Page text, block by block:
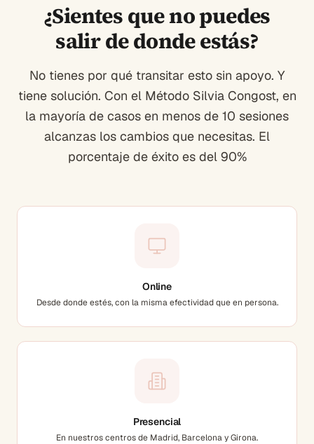
¿Sientes que no puedes
salir de donde estás?
No tienes por qué transitar esto sin apoyo. Y
tiene solución. Con el Método Silvia Congost, en
la mayoría de casos en menos de 10 sesiones
alcanzas los cambios que necesitas. El
porcentaje de éxito es del 90%
Online
Desde donde estés, con la misma efectividad que en persona.
Presencial
En nuestros centros de Madrid, Barcelona y Girona.